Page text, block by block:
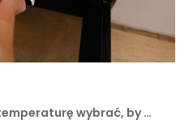
wybrać, by …